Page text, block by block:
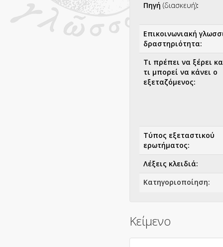
Πηγή (διασκευή):
Επικοινωνιακή
δραστηριότητα:
Τι πρέπει να ξέρει
τι μπορεί να κάνει ο
εξεταζόμενος:
Τύπος εξεταστικού
ερωτήματος:
Λέξεις κλειδιά:
Κατηγοριοποίηση:
Κείμενο